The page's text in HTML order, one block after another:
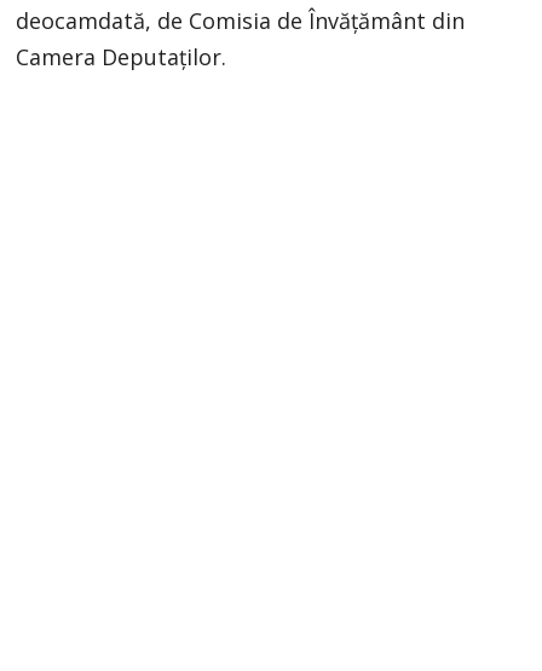
deocamdată, de Comisia de Învățământ din
Camera Deputaților.